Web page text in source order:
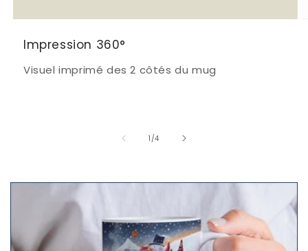
Impression 360°
Visuel imprimé des 2 côtés du mug
1 /de
4